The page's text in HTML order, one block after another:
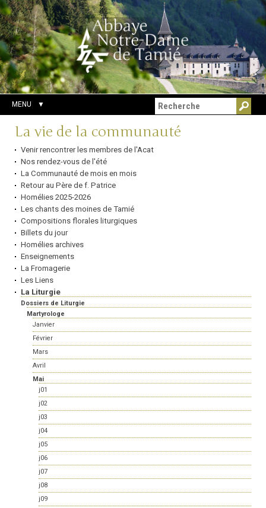
Aller
au
contenu.
|
Aller
à
la
navigation
Outils
personnels
Chercher par
Recherche
avancée…
MENU
Navigation
La vie de la communauté
Venir rencontrer les membres de l'Acat
Nos rendez-vous de l'été
La Communauté de mois en mois
Retour au Père de f. Patrice
Homélies 2025-2026
Les chants des moines de Tamié
Compositions florales liturgiques
Billets du jour
Homélies archives
Enseignements
La Fromagerie
Les Liens
La Liturgie
Dossiers de Liturgie
Martyrologe
Janvier
Février
Mars
Avril
Mai
j01
j02
j03
j04
j05
j06
j07
j08
j09